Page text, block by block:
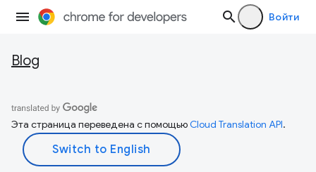
Войти
Blog
Эта страница переведена с помощьюCloud Translation API.